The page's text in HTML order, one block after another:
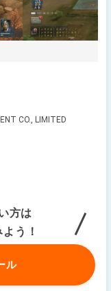
CO., LIMITED
方は
う！
ル